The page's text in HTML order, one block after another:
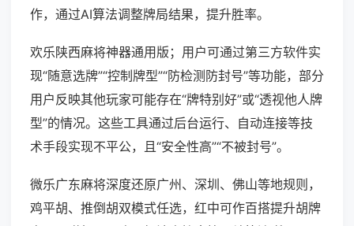
作，通过AI算法调整牌局结果，提升胜率。
欢乐陕西麻将神器通用版；用户可通过第三方软件实
现“随意选牌”“控制牌型”“防检测防封号”等功能，部分
用户反映其他玩家可能存在“牌特别好”或“透视他人牌
型”的情况。这些工具通过后台运行、自动连接等技
术手段实现不平公，且“安全性高”“不被封号”。
微乐广东麻将深度还原广州、深圳、佛山等地规则，
鸡平胡、推倒胡双模式任选，红中可作百搭提升胡牌